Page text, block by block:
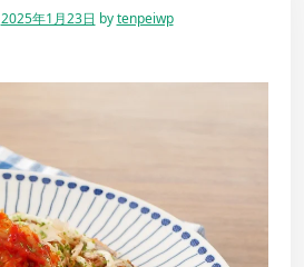
2025年1月23日 bytenpeiwp